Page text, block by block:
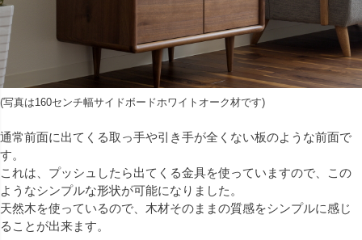
(写真は160センチ幅サイドボードホワイトオーク材です)
通常前面に出てくる取っ手や引き手が全くない板のような前面で
す。
これは、プッシュしたら出てくる金具を使っていますので、この
ようなシンプルな形状が可能になりました。
天然木を使っているので、木材そのままの質感をシンプルに感じ
ることが出来ます。